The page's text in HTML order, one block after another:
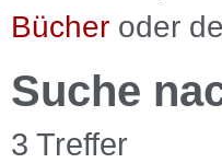
Bücher oder
Suche
3 Treffer